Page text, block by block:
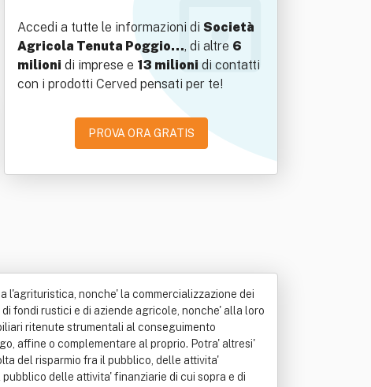
Accedi a tutte le informazioni di Società
Agricola Tenuta Poggio…, di altre 6
milioni di imprese e 13 milioni di contatti
con i prodotti Cerved pensati per te!
PROVA ORA GRATIS
l'agrituristica, nonche' la commercializzazione dei
fondi rustici e di aziende agricole, nonche' alla loro
ritenute strumentali al conseguimento
affine o complementare al proprio. Potra' altresi'
del risparmio fra il pubblico, delle attivita'
delle attivita' finanziarie di cui sopra e di